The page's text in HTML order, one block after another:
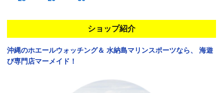
ショップ紹介
沖縄のホエールウォッチング＆ 水納島マリンスポーツなら、
海遊
び専門店マーメイド！